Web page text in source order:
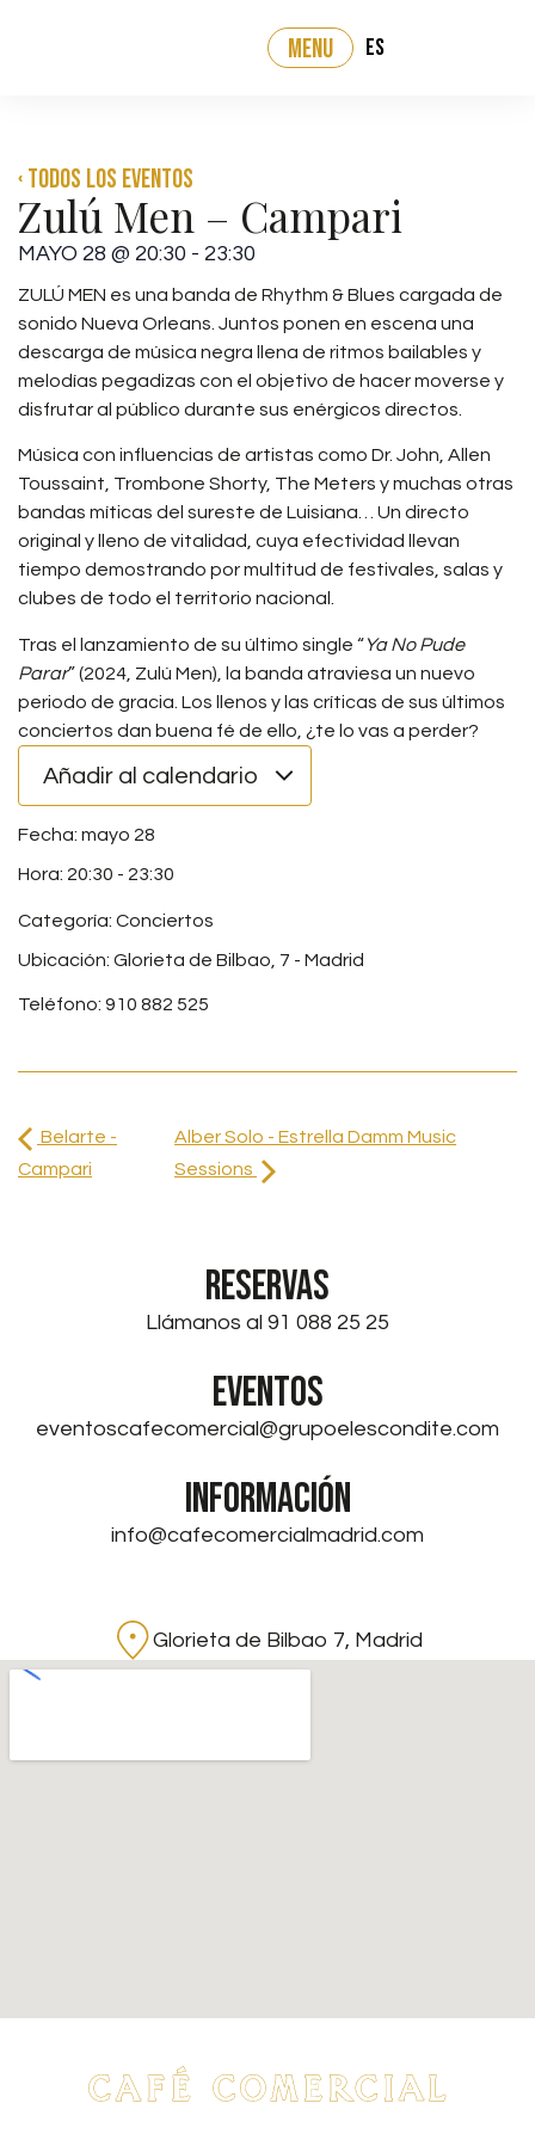
MENU ES
‹ Todos los eventos
Zulú Men – Campari
MAYO 28 @ 20:30 - 23:30
ZULÚ MEN es una banda de Rhythm & Blues cargada de
sonido Nueva Orleans. Juntos ponen en escena una
descarga de música negra llena de ritmos bailables y
melodías pegadizas con el objetivo de hacer moverse y
disfrutar al público durante sus enérgicos directos.
Música con influencias de artistas como Dr. John, Allen
Toussaint, Trombone Shorty, The Meters y muchas otras
bandas míticas del sureste de Luisiana… Un directo
original y lleno de vitalidad, cuya efectividad llevan
tiempo demostrando por multitud de festivales, salas y
clubes de todo el territorio nacional.
Tras el lanzamiento de su último single “Ya No Pude
Parar” (2024, Zulú Men), la banda atraviesa un nuevo
periodo de gracia. Los llenos y las críticas de sus últimos
conciertos dan buena fé de ello, ¿te lo vas a perder?
Añadir al calendario
mayo 28
20:30 - 23:30
Categoría: Conciertos
Ubicación: Glorieta de Bilbao, 7 - Madrid
Teléfono: 910 882 525
Belarte -
Campari
Alber Solo - Estrella Damm Music
Sessions
RESERVAS
Llámanos al 91 088 25 25
EVENTOS
eventoscafecomercial@grupoelescondite.com
INFORMACIÓN
info@cafecomercialmadrid.com
Glorieta de Bilbao 7, Madrid